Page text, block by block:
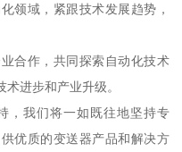
领域，紧跟技术发展趋势，
合作，共同探索自动化技术
进步和产业升级。
，我们将一如既往地坚持专
优质的变送器产品和解决方